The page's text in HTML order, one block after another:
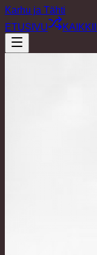
Karhu ja Tähti
ETUSIVU
KAIKKI